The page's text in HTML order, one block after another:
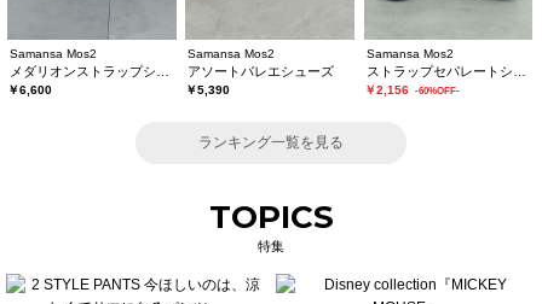
Samansa Mos2
￥6,600
Samansa Mos2
アソートバレエシューズ
￥5,390
Samansa Mos2
￥2,156 -60%OFF-
ランキング一覧を見る
TOPICS
特集